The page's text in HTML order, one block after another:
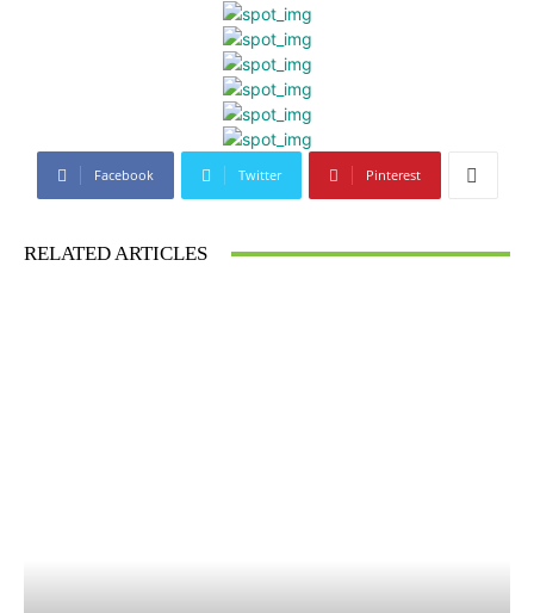
Facebook Twitter Pinterest
RELATED ARTICLES